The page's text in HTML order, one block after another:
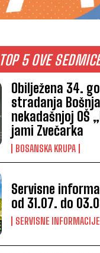
TOP 5 OVE
Obilježena 34.
stradanja
nekadašnjoj OŠ
jami Zvečarka
BOSANSKA KRUPA
Servisne
od 31.07. do
SERVISNE INFORMACIJE